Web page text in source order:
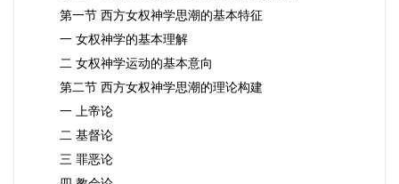
第一节 西方女权神学思潮的基本特征
一 女权神学的基本理解
二 女权神学运动的基本意向
第二节 西方女权神学思潮的理论构建
一 上帝论
二 基督论
三 罪恶论